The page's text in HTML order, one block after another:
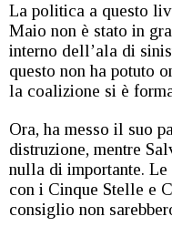
La politica a questo
Maio non è stato in
interno dell’ala di
questo non ha potuto
la coalizione si è
Ora, ha messo il suo
distruzione, mentre
nulla di importante.
con i Cinque Stelle e
consiglio non